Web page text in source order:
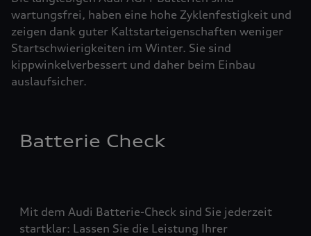
wartungsfrei, haben eine hohe Zyklenfestigkeit und
zeigen dank guter Kaltstarteigenschaften weniger
Startschwierigkeiten im Winter. Sie sind
kippwinkelverbessert und daher beim Einbau
auslaufsicher.
Batterie Check
Mit dem Audi Batterie-Check sind Sie jederzeit
startklar: Lassen Sie die Leistung Ihrer